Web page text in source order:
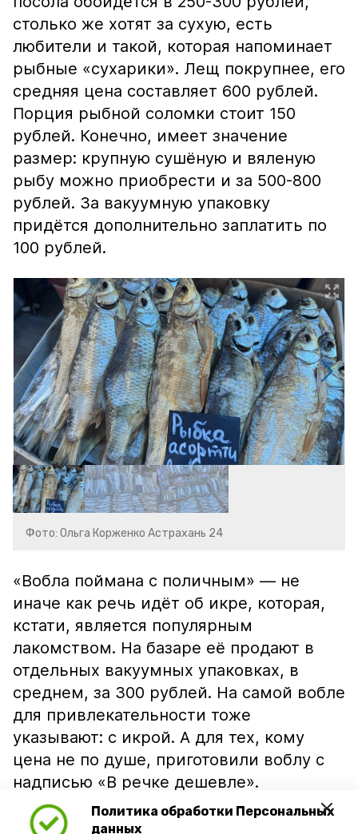
Политика обработки Персональных
данных
столько же хотят за сухую, есть
любители и такой, которая напоминает
рыбные «сухарики». Лещ покрупнее, его
средняя цена составляет 600 рублей.
Порция рыбной соломки стоит 150
рублей. Конечно, имеет значение
размер: крупную сушёную и вяленую
рыбу можно приобрести и за 500-800
рублей. За вакуумную упаковку
придётся дополнительно заплатить по
100 рублей.
Фото: Ольга Корженко Астрахань 24
«Вобла поймана с поличным» — не
иначе как речь идёт об икре, которая,
кстати, является популярным
лакомством. На базаре её продают в
отдельных вакуумных упаковках, в
среднем, за 300 рублей. На самой вобле
для привлекательности тоже
указывают: с икрой. А для тех, кому
цена не по душе, приготовили воблу с
надписью «В речке дешевле».